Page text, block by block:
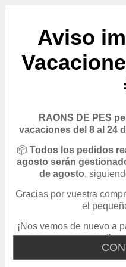
Aviso
RAONS DE PES
vacaciones del 8 al 24
📦 Todos los pedidos
agosto serán
de agosto,
Gracias por vuestra
el
¡Nos vemos de nuevo a
pilas